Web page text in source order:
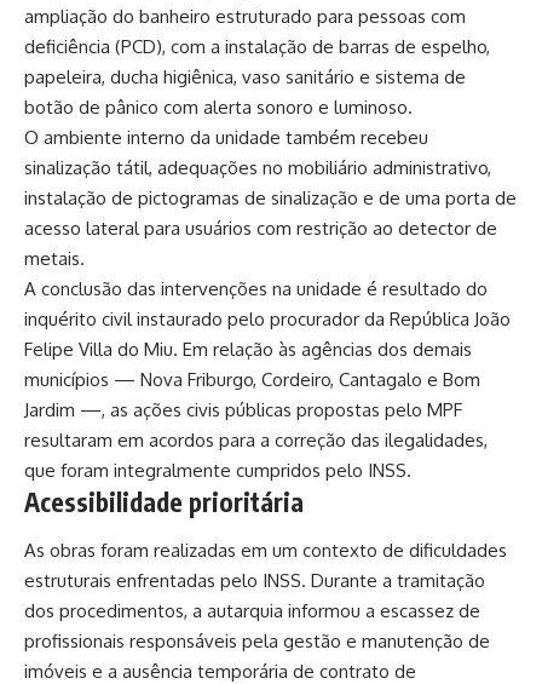
ampliação do banheiro estruturado para pessoas com
deficiência (PCD), com a instalação de barras de espelho,
papeleira, ducha higiênica, vaso sanitário e sistema de
botão de pânico com alerta sonoro e luminoso.
O ambiente interno da unidade também recebeu
sinalização tátil, adequações no mobiliário administrativo,
instalação de pictogramas de sinalização e de uma porta de
acesso lateral para usuários com restrição ao detector de
metais.
A conclusão das intervenções na unidade é resultado do
inquérito civil instaurado pelo procurador da República João
Felipe Villa do Miu. Em relação às agências dos demais
municípios — Nova Friburgo, Cordeiro, Cantagalo e Bom
Jardim —, as ações civis públicas propostas pelo MPF
resultaram em acordos para a correção das ilegalidades,
que foram integralmente cumpridos pelo INSS.
Acessibilidade prioritária
As obras foram realizadas em um contexto de dificuldades
estruturais enfrentadas pelo INSS. Durante a tramitação
dos procedimentos, a autarquia informou a escassez de
profissionais responsáveis pela gestão e manutenção de
imóveis e a ausência temporária de contrato de